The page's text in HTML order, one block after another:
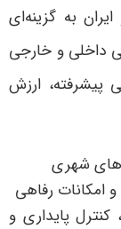
به گزینه‌ای
داخلی و خارجی
پیشرفته، ارزش
شهری
امکانات رفاهی
، کنترل پایداری و